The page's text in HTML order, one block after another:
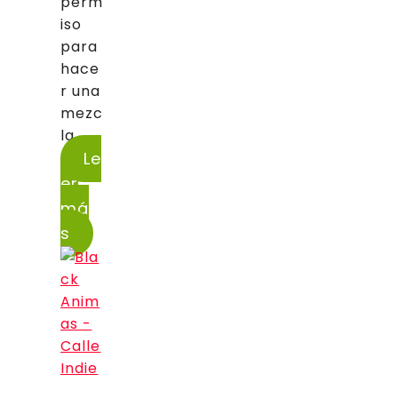
iso
para
hace
r una
mezc
la...
Le
er
má
s